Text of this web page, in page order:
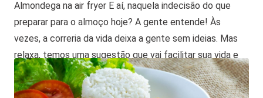
Almondega na air fryer E aí, naquela indecisão do que
preparar para o almoço hoje? A gente entende! Às
vezes, a correria da vida deixa a gente sem ideias. Mas
relaxa, temos uma sugestão que vai facilitar sua vida e
ainda conquistar todo mundo na mesa: a almondega na
air fryer. Com ingredientes simples, essa